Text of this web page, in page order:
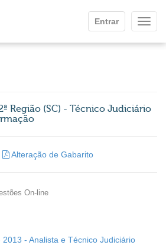
Entrar
Região (SC) - Técnico Judiciário
Alteração de Gabarito
On-line
- Analista e Técnico Judiciário